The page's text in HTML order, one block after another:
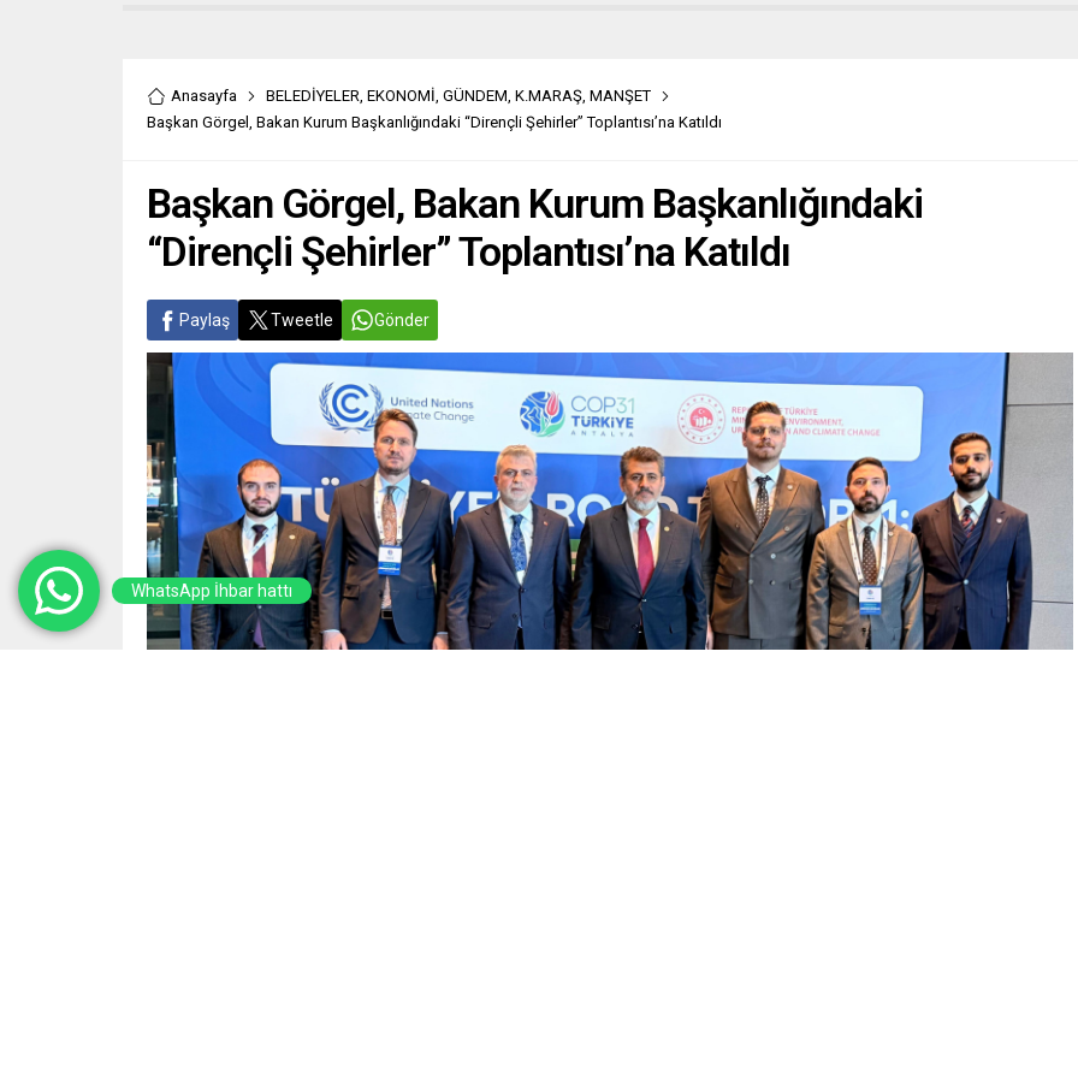
Anasayfa BELEDİYELER EKONOMİ GÜNDEM K.MARAŞ MANŞET
Başkan Görgel, Bakan Kurum Başkanlığındaki “Dirençli Şehirler” Toplantısı’na Katıldı
Başkan Görgel, Bakan Kurum Başkanlığındaki
“Dirençli Şehirler” Toplantısı’na Katıldı
Paylaş Tweetle Gönder
WhatsApp İhbar hattı